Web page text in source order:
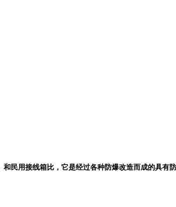
和民用接线箱比，它是经过各种防爆改造而成的具有